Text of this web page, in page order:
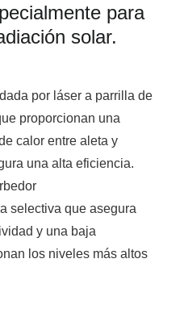
para
solar.
por láser a parrilla de
proporcionan una
calor entre aleta y
una alta eficiencia.
selectiva que asegura
y una baja
los niveles más altos